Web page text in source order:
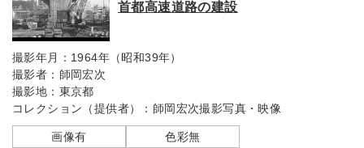
首都高速道路の建設
撮影年月： 1964年（昭和39年）
撮影者： 師岡宏次
撮影地： 東京都
コレクション（提供者）： 師岡宏次撮影写真・映像
画像有
色彩無